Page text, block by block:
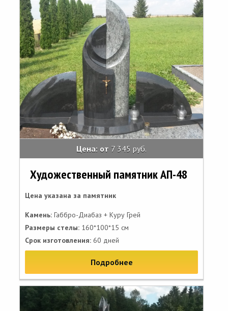
Цена: от 7 345 руб.
Художественный памятник АП-48
Цена указана за памятник
Камень: Габбро-Диабаз + Куру Грей
Размеры стелы: 160*100*15 см
Срок изготовления: 60 дней
Подробнее